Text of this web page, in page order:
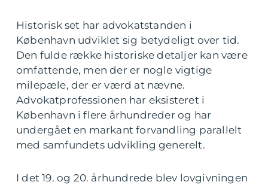
Historisk set har advokatstanden i
København udviklet sig betydeligt over tid.
Den fulde række historiske detaljer kan være
omfattende, men der er nogle vigtige
milepæle, der er værd at nævne.
Advokatprofessionen har eksisteret i
København i flere århundreder og har
undergået en markant forvandling parallelt
med samfundets udvikling generelt.
I det 19. og 20. århundrede blev lovgivningen